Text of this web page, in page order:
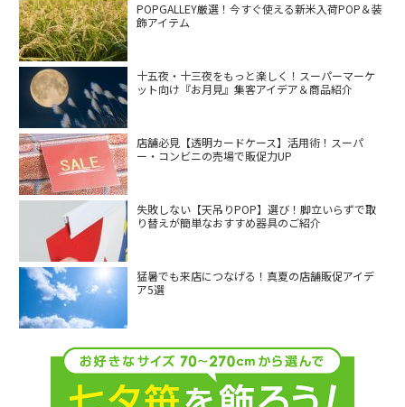
POPGALLEY厳選！今すぐ使える新米入荷POP＆装
飾アイテム
十五夜・十三夜をもっと楽しく！スーパーマーケ
ット向け『お月見』集客アイデア＆商品紹介
店舗必見【透明カードケース】活用術！スーパ
ー・コンビニの売場で販促力UP
失敗しない【天吊りPOP】選び！脚立いらずで取
り替えが簡単なおすすめ器具のご紹介
猛暑でも来店につなげる！真夏の店舗販促アイデ
ア5選